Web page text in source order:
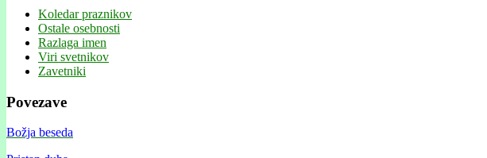
Koledar praznikov
Ostale osebnosti
Razlaga imen
Viri svetnikov
Zavetniki
Povezave
Božja beseda